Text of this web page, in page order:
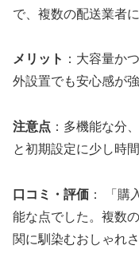
で、複数の配送業者
メリット ：大容量か
外設置でも安心感が強
注意点 ：多機能な分
と初期設定に少し時
口コミ・評価 ： 「購
能な点でした。複数
関に馴染むおしゃれ